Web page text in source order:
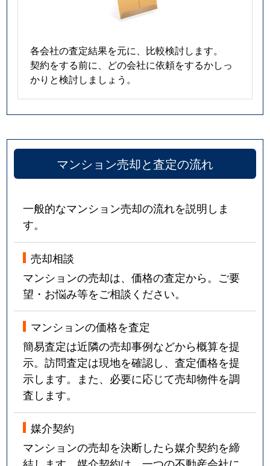
各会社の査定結果を元に、比較検討します。
契約をする前に、どの会社に依頼をするかしっ
かりと検討しましょう。
マンション売却と査定の流れ
一般的なマンション売却の流れを説明しま
す。
売却相談
マンションの売却は、価格の査定から。ご要
望・お悩み等をご相談ください。
マンションの価格を査定
簡易査定は近隣の売却事例などから概算を提
示。訪問査定は現地を確認し、査定価格を提
示します。また、必要に応じて売却物件を調
査します。
媒介契約
マンションの売却を決断したら媒介契約を締